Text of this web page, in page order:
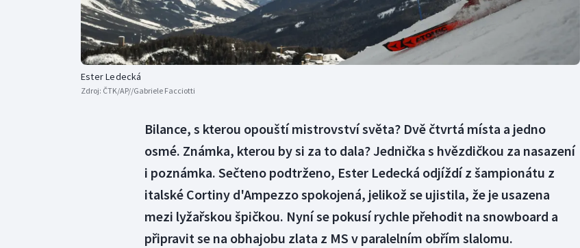
Ester Ledecká
Zdroj: ČTK/AP//Gabriele Facciotti
Bilance, s kterou opouští mistrovství světa? Dvě čtvrtá místa a jedno
osmé. Známka, kterou by si za to dala? Jednička s hvězdičkou za nasazení
i poznámka. Sečteno podtrženo, Ester Ledecká odjíždí z šampionátu z
italské Cortiny d'Ampezzo spokojená, jelikož se ujistila, že je usazena
mezi lyžařskou špičkou. Nyní se pokusí rychle přehodit na snowboard a
připravit se na obhajobu zlata z MS v paralelním obřím slalomu.